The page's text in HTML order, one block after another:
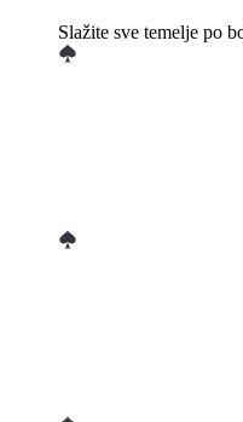
Slažite sve temelje po